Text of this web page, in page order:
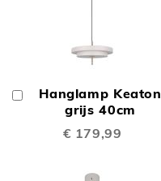
Hanglamp Keaton
grijs 40cm
€ 179,99
Winkelwagen